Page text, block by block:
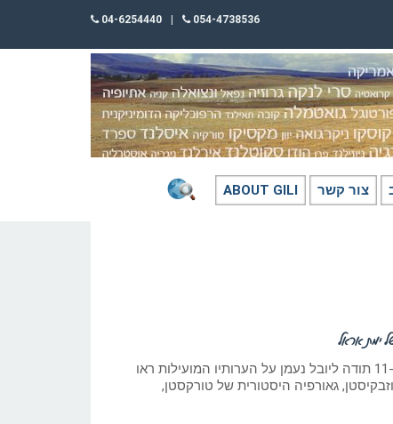
054-4738536
04-6254440
צור קשר ABOUT GILI
ימת אראל
כתב: גילי חסקין; 11-04-2025 תודה ליובל נעמן על הערותיו המועילות ראו
גאורפיה היסטורית של טורקסטן,